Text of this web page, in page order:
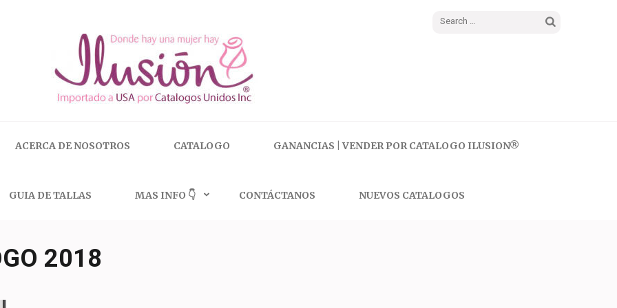
Search
ACERCA DE NOSOTROS CATALOGO GANANCIAS | VENDER POR CATALOGO ILUSION®
GUIA DE TALLAS MAS INFO 👇 CONTÁCTANOS NUEVOS CATALOGOS
2018